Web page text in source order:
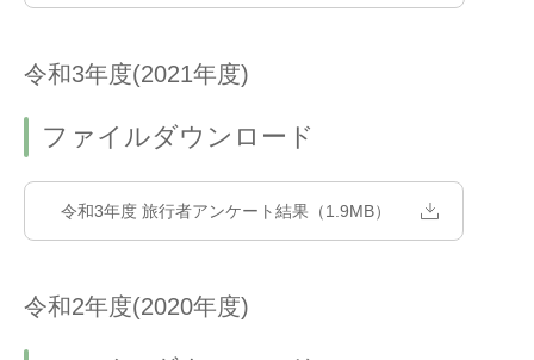
令和3年度(2021年度)
ファイルダウンロード
令和3年度 旅行者アンケート結果（1.9MB）
令和2年度(2020年度)